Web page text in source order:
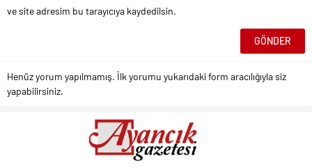
ve site adresim bu tarayıcıya kaydedilsin.
Henüz yorum yapılmamış. İlk yorumu yukarıdaki form aracılığıyla siz
yapabilirsiniz.